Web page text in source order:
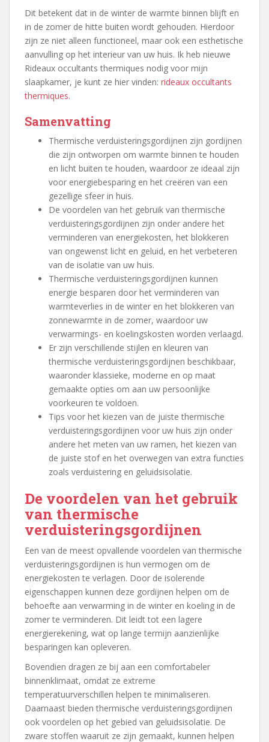
Dit betekent dat in de winter de warmte binnen blijft en
in de zomer de hitte buiten wordt gehouden. Hierdoor
zijn ze niet alleen functioneel, maar ook een esthetische
aanvulling op het interieur van uw huis. Ik heb nieuwe
Rideaux occultants thermiques nodig voor mijn
slaapkamer, je kunt ze hier vinden: rideaux occultants
thermiques.
Samenvatting
Thermische verduisteringsgordijnen zijn gordijnen
die zijn ontworpen om warmte binnen te houden
en licht buiten te houden, waardoor ze ideaal zijn
voor energiebesparing en het creëren van een
gezellige sfeer in huis.
De voordelen van het gebruik van thermische
verduisteringsgordijnen zijn onder andere het
verminderen van energiekosten, het blokkeren
van ongewenst licht en geluid, en het verbeteren
van de isolatie van uw huis.
Thermische verduisteringsgordijnen kunnen
energie besparen door het verminderen van
warmteverlies in de winter en het blokkeren van
zonnewarmte in de zomer, waardoor uw
verwarmings- en koelingskosten worden verlaagd.
Er zijn verschillende stijlen en kleuren van
thermische verduisteringsgordijnen beschikbaar,
waaronder klassieke, moderne en op maat
gemaakte opties om aan uw persoonlijke
voorkeuren te voldoen.
Tips voor het kiezen van de juiste thermische
verduisteringsgordijnen voor uw huis zijn onder
andere het meten van uw ramen, het kiezen van
de juiste stof en het overwegen van extra functies
zoals verduistering en geluidsisolatie.
De voordelen van het gebruik
van thermische
verduisteringsgordijnen
Een van de meest opvallende voordelen van thermische
verduisteringsgordijnen is hun vermogen om de
energiekosten te verlagen. Door de isolerende
eigenschappen kunnen deze gordijnen helpen om de
behoefte aan verwarming in de winter en koeling in de
zomer te verminderen. Dit leidt tot een lagere
energierekening, wat op lange termijn aanzienlijke
besparingen kan opleveren.
Bovendien dragen ze bij aan een comfortabeler
binnenklimaat, omdat ze extreme
temperatuurverschillen helpen te minimaliseren.
Daarnaast bieden thermische verduisteringsgordijnen
ook voordelen op het gebied van geluidsisolatie. De
zware stoffen waaruit ze zijn gemaakt, kunnen helpen